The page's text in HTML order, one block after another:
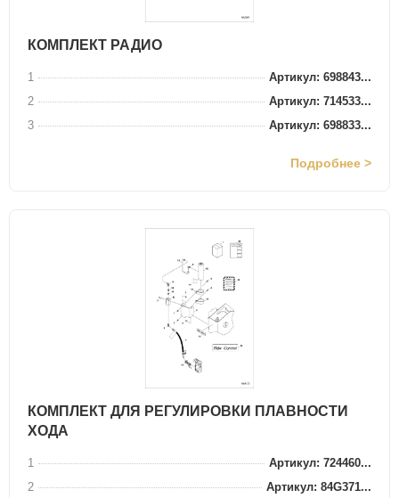
КОМПЛЕКТ РАДИО
1
Артикул: 698843...
2
Артикул: 714533...
3
Артикул: 698833...
Подробнее >
КОМПЛЕКТ ДЛЯ РЕГУЛИРОВКИ ПЛАВНОСТИ
ХОДА
1
Артикул: 724460...
2
Артикул: 84G371...